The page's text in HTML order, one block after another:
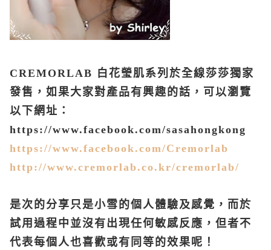
CREMORLAB
白花瑩肌系列於全線莎莎獨家
發售，如果大家對產品有興趣的話，可以瀏覽
以下網址：
https://www.facebook.com/sasahongkong
https://www.facebook.com/Cremorlab
http://www.cremorlab.co.kr/cremorlab/
是次的分享只是小雪的個人體驗及感覺，而於
試用過程中並沒有出現任何敏感反應，但者不
代表每個人也喜歡或有同等的效果呢！